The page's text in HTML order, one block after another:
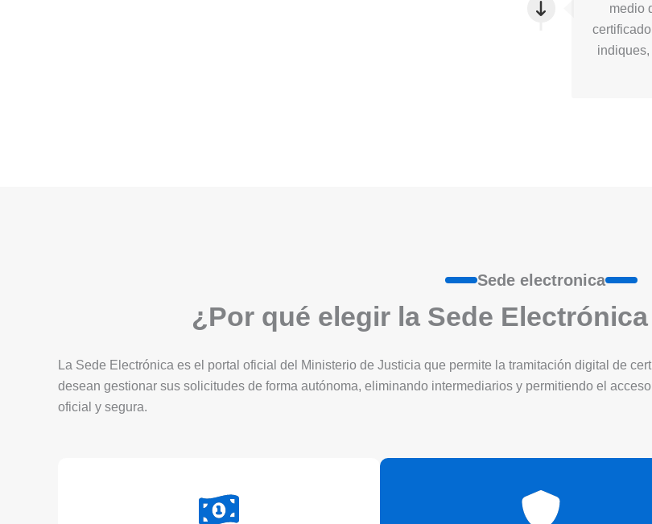
medio
Sede electronica
¿Por qué elegir la Sede
La Sede Electrónica es el portal oficial del Ministerio de Justicia que permite la tramitación digital de
desean gestionar sus solicitudes de forma autónoma, eliminando intermediarios y permitiendo el
oficial y segura.